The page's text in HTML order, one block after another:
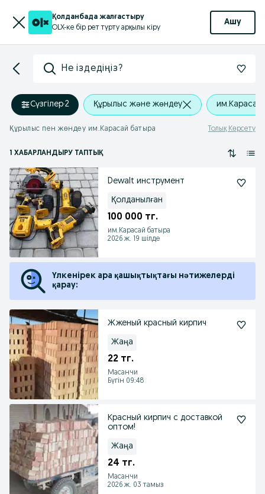
Қолданбада жалғастыру
OLX-ке бір рет түрту арқылы кіру
Ашу
Не іздедіңіз?
Сүзгілер·2 Құрылыс және жөндеу им.Карасай
Құрылыс пен жөндеу им.Карасай батыра Толық Көрсету
1 ХАБАРЛАНДЫРУ ТАПТЫҚ
Dewalt инструмент
Қолданылған
100 000 тг.
им.Карасай батыра
2026 ж. 19 шілде
Үлкенірек ара қашықтықтағы нәтижелерді
қарау:
Жженый красный кирпич
Жаңа
22 тг.
Масанчи
Бүгін 09:48
Красный кирпич с доставкой
оптом!
Жаңа
24 тг.
Масанчи
2026 ж. 03 тамыз